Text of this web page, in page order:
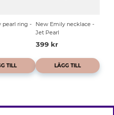
pearl ring -
TILL
New Emily necklace -
Jet Pearl
399 kr
LÄGG TILL